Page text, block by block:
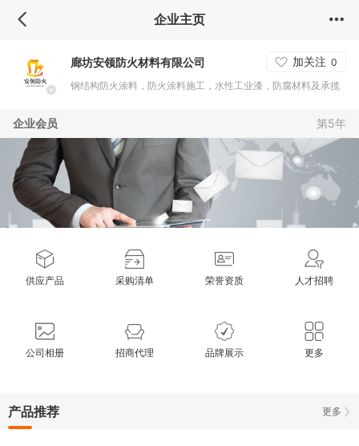
企业主页
廊坊安领防火材料有限公司 加关注 0
钢结构防火涂料，防火涂料施工，水性工业漆，防腐材料及承揽
企业会员 第5年
供应产品 采购清单 荣誉资质 人才招聘
公司相册 招商代理 品牌展示 更多
更多
产品推荐